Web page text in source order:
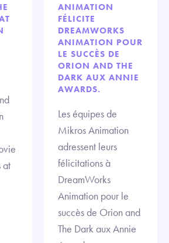
at
ANIMATION
FÉLICITE
DREAMWORKS
ANIMATION POUR
LE SUCCÈS DE
ORION AND THE
DARK AUX ANNIE
AWARDS.
Les équipes de
Mikros Animation
adressent leurs
félicitations à
DreamWorks
Animation pour le
succès de Orion and
The Dark aux Annie